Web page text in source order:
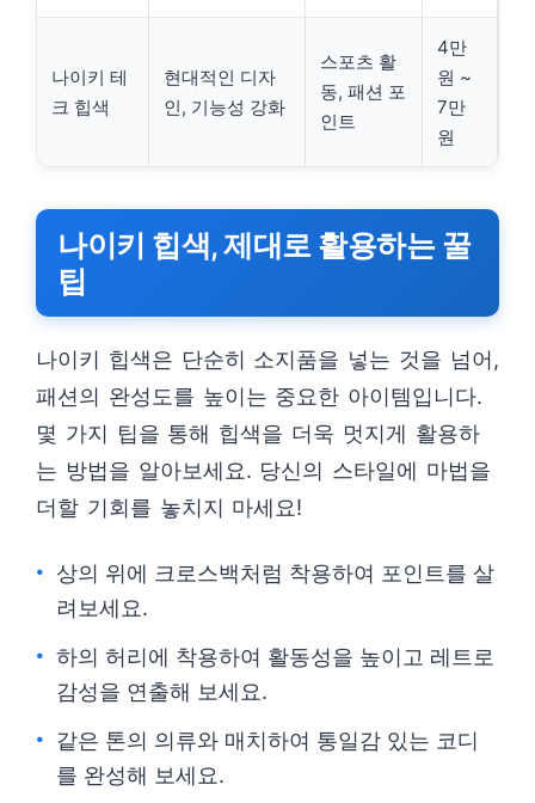
나이키 테
크 힙색
현대적인 디자
인, 기능성 강화
스포츠 활
동, 패션 포
인트
4만
원 ~
7만
원
나이키 힙색, 제대로 활용하는 꿀
팁
나이키 힙색은 단순히 소지품을 넣는 것을 넘어,
패션의 완성도를 높이는 중요한 아이템입니다.
몇 가지 팁을 통해 힙색을 더욱 멋지게 활용하
는 방법을 알아보세요. 당신의 스타일에 마법을
더할 기회를 놓치지 마세요!
상의 위에 크로스백처럼 착용하여 포인트를 살
려보세요.
하의 허리에 착용하여 활동성을 높이고 레트로
감성을 연출해 보세요.
같은 톤의 의류와 매치하여 통일감 있는 코디
를 완성해 보세요.